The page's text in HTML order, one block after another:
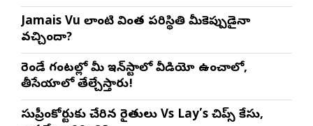
Jamais Vu లాంటి వింత పరిస్థితి మీకెప్పుడైనా
వచ్చిందా?
రెండే గంటల్లో మీ ఇన్‌స్టాలో వీడియో ఉంచాలో,
తీసేయాలో తేల్చేస్తారు!
సుప్రీంకోర్టుకు చేరిన రైతులు Vs Lay’s చిప్స్‌ కేసు,